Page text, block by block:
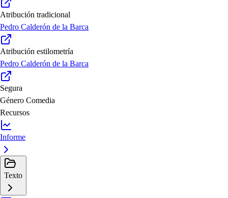
Atribución tradicional
Pedro Calderón de la Barca
Atribución estilometría
Pedro Calderón de la Barca
Segura
Género Comedia
Recursos
Informe
Texto